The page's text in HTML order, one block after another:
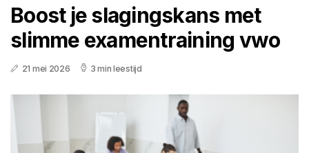
Boost je slagingskans met
slimme examentraining vwo
21 mei 2026 3 min leestijd